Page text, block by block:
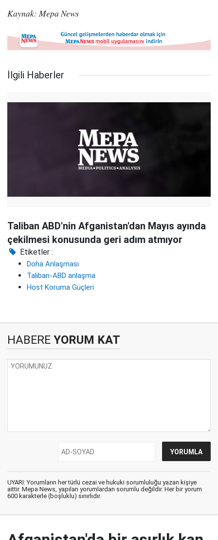
Kaynak: Mepa News
İlgili Haberler
Taliban ABD'nin Afganistan'dan Mayıs ayında
çekilmesi konusunda geri adım atmıyor
Etiketler :
Doha Anlaşması
Taliban-ABD anlaşma
Host Koruma Güçleri
HABERE YORUM KAT
UYARI: Yorumların her türlü cezai ve hukuki sorumluluğu yazan kişiye
aittir. Mepa News, yapılan yorumlardan sorumlu değildir. Her bir yorum
600 karakterle (boşluklu) sınırlıdır.